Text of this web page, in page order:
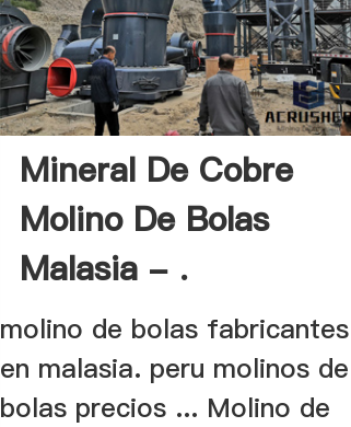
Mineral De Cobre
Molino De Bolas
Malasia - .
molino de bolas fabricantes
en malasia. peru molinos de
bolas precios ... Molino de